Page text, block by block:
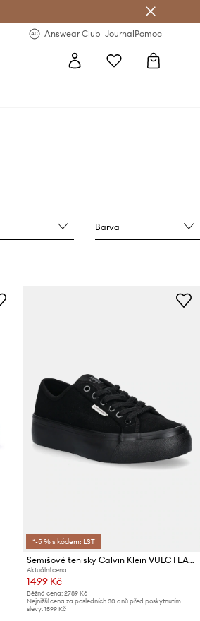
Answear Club JournalPomoc
Barva
*-5 % s kódem: LST
Semišové tenisky Calvin Klein VULC FLATF LACE UP SUE/WL CK
Aktuální cena:
1499 Kč
Běžná cena: 2789 Kč
Nejnižší cena za posledních 30 dnů před poskytnutím
slevy: 1599 Kč